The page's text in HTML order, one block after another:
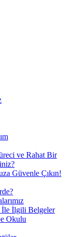
ve Rahat Bir
Güvenle Çıkın!
İlgili Belgeler
Okulu